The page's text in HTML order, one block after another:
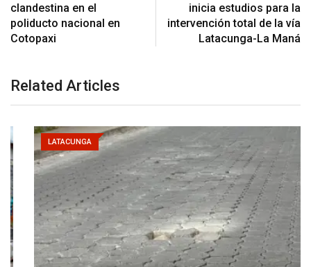
clandestina en el
poliducto nacional en
Cotopaxi
inicia estudios para la
intervención total de la vía
Latacunga-La Maná
Related Articles
LATACUNGA